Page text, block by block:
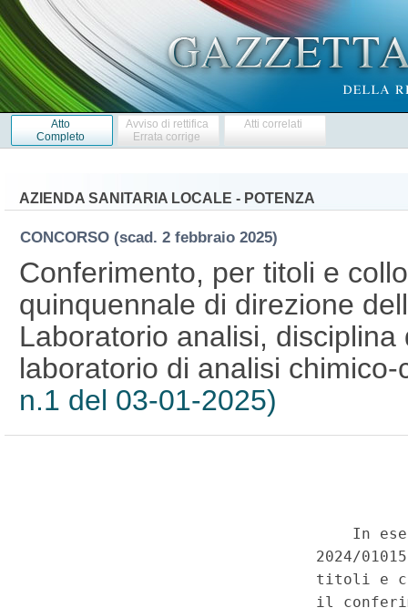
Atto
Completo
Avviso di rettifica
Errata corrige
Atti correlati
AZIENDA SANITARIA LOCALE - POTENZA
CONCORSO (scad. 2 febbraio 2025)
Conferimento, per titoli e
quinquennale di direzione
Laboratorio analisi,
laboratorio di analisi
n.1 del 03-01-2025)